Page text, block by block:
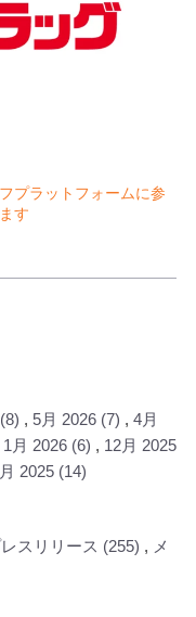
プラットフォームに参
す
(8) 5月 2026 (7)
4月
1月 2026 (6)
12月 2025
2025 (14)
スリリース (255)
メ